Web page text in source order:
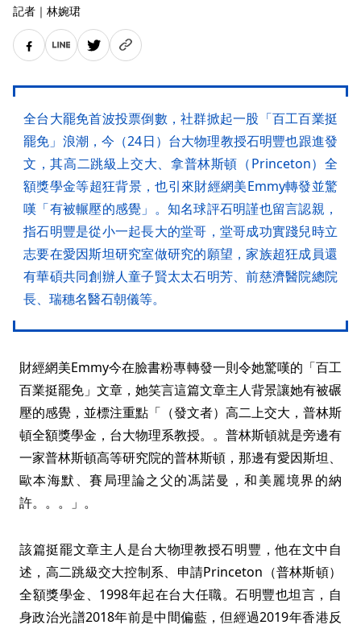
記者 ｜ 林婉珺
全台大罷免首波投票倒數，社群掀起一股「百工百業挺
罷免」浪潮，今（24日）台大物理教授石明豐也跟進發
文，其高二跳級上交大、拿普林斯頓（Princeton）全
額獎學金等超狂背景，也引來財經網美Emmy轉發並驚
嘆「有被輾壓的感覺」。知名球評石明謹也留言認親，
指石明豐是從小一起長大的堂哥，堂哥成功實踐兒時立
志要在愛因斯坦研究室做研究的願望，家族超狂成員還
有華碩共同創辦人童子賢太太石明芳、前慈濟醫院總院
長、瑞穗名醫石朝儀等。
財經網美Emmy今在臉書粉專轉發一則令她驚嘆的「百工
百業挺罷免」文章，她笑言這篇文章主人背景讓她有被碾
壓的感覺，並標注重點「（發文者）高二上交大，普林斯
頓全額獎學金，台大物理系教授。。普林斯頓就是旁邊有
一家普林斯頓高等研究院的普林斯頓，那邊有愛因斯坦、
歐本海默、賽局理論之父的馮諾曼，和美麗境界的納
許。。。」。
該篇挺罷文章主人是台大物理教授石明豐，他在文中自
述，高二跳級交大控制系、申請Princeton（普林斯頓）
全額獎學金、1998年起在台大任職。石明豐也坦言，自
身政治光譜2018年前是中間偏藍，但經過2019年香港反